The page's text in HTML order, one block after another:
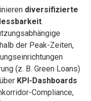
diversifizierte
.
der Peak-Zeiten,
(z. B. Green Loans)
KPI-Dashboards
Compliance,